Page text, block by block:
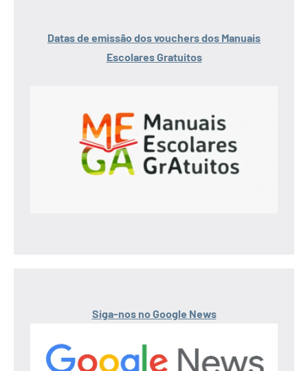
Datas de emissão dos vouchers dos Manuais
Escolares Gratuitos
Siga-nos no Google News